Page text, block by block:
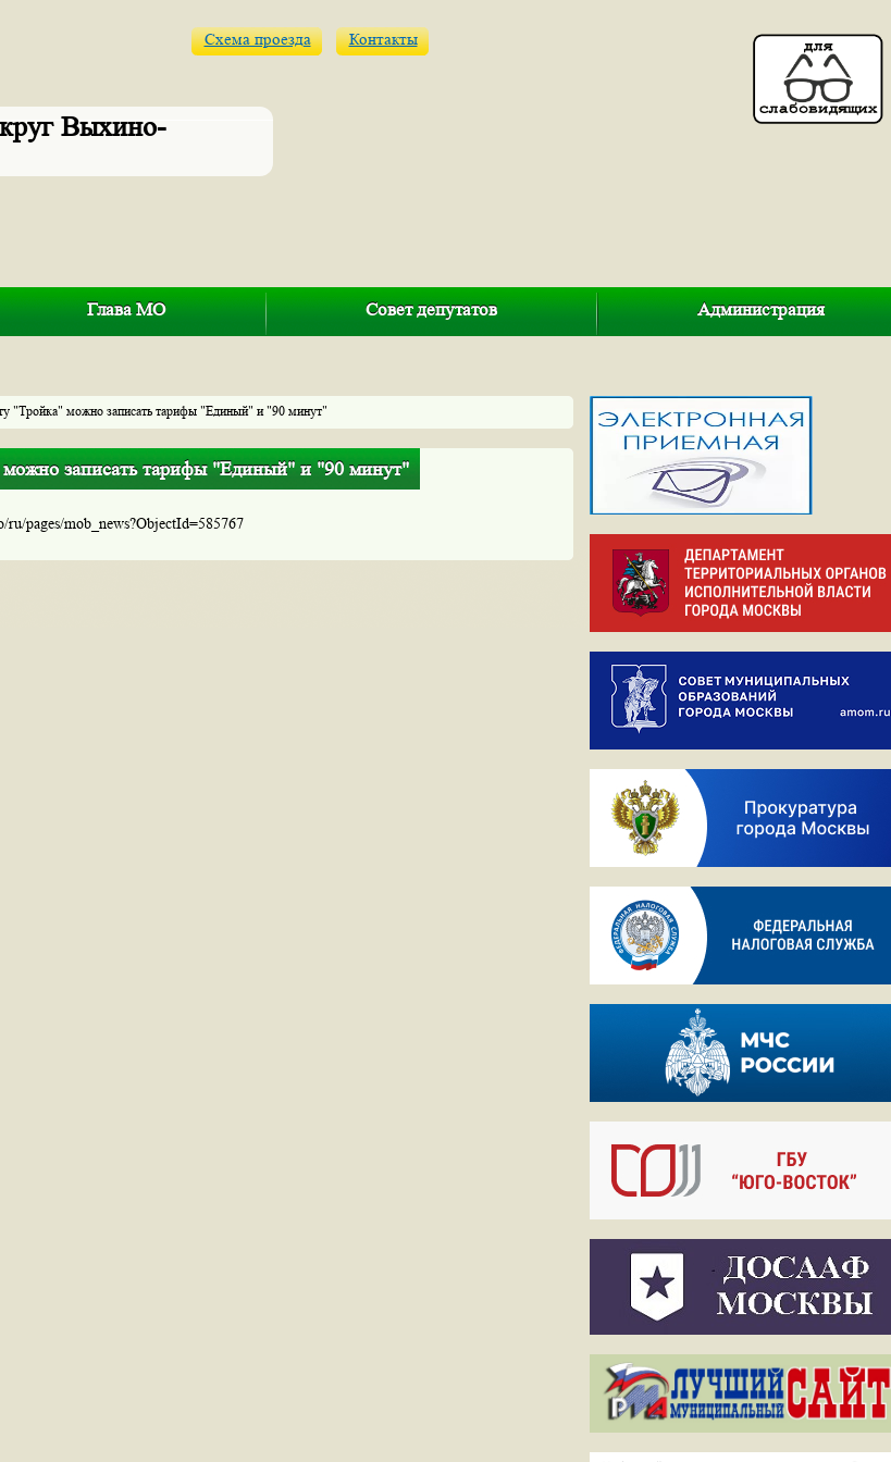
Выхино-
Схема проезда Контакты
Глава МО Совет депутатов Администрация
"Тройка" можно записать тарифы "Единый" и "90 минут"
записать тарифы "Единый" и "90 минут"
pages/mob_news?ObjectId=585767